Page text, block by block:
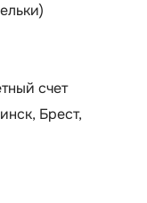
счет
Брест,